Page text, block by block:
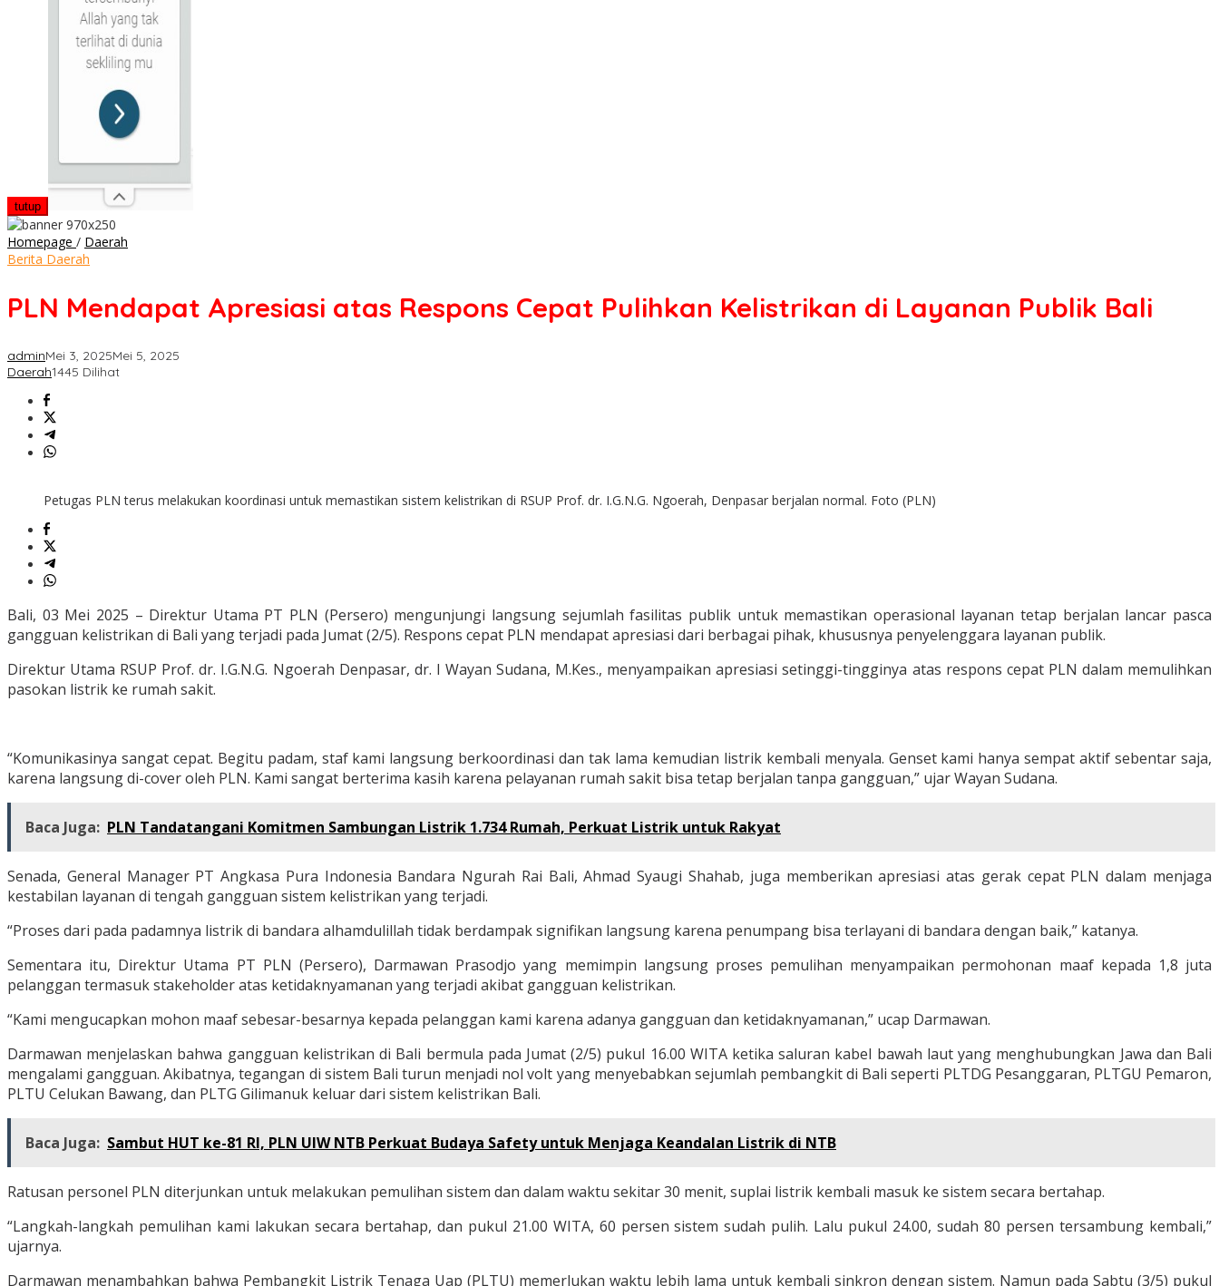
tutup
Homepage / Daerah
Respons
Cepat
Kelistrikan
Berita Daerah
PLN Mendapat Apresiasi atas Respons Cepat Pulihkan Kelistrikan di Layanan Publik Bali
adminMei 3, 2025Mei 5, 2025
Daerah1445 Dilihat
Petugas PLN terus melakukan koordinasi untuk memastikan sistem kelistrikan di RSUP Prof. dr. I.G.N.G. Ngoerah, Denpasar berjalan normal. Foto (PLN)
Bali, 03 Mei 2025 – Direktur Utama PT PLN (Persero) mengunjungi langsung sejumlah fasilitas publik untuk memastikan operasional layanan tetap berjalan lancar pasca
gangguan kelistrikan di Bali yang terjadi pada Jumat (2/5). Respons cepat PLN mendapat apresiasi dari berbagai pihak, khususnya penyelenggara layanan publik.
Direktur Utama RSUP Prof. dr. I.G.N.G. Ngoerah Denpasar, dr. I Wayan Sudana, M.Kes., menyampaikan apresiasi setinggi-tingginya atas respons cepat PLN dalam memulihkan
pasokan listrik ke rumah sakit.
“Komunikasinya sangat cepat. Begitu padam, staf kami langsung berkoordinasi dan tak lama kemudian listrik kembali menyala. Genset kami hanya sempat aktif sebentar saja,
karena langsung di-cover oleh PLN. Kami sangat berterima kasih karena pelayanan rumah sakit bisa tetap berjalan tanpa gangguan,” ujar Wayan Sudana.
Baca Juga: PLN Tandatangani Komitmen Sambungan Listrik 1.734 Rumah, Perkuat Listrik untuk Rakyat
Senada, General Manager PT Angkasa Pura Indonesia Bandara Ngurah Rai Bali, Ahmad Syaugi Shahab, juga memberikan apresiasi atas gerak cepat PLN dalam menjaga
kestabilan layanan di tengah gangguan sistem kelistrikan yang terjadi.
“Proses dari pada padamnya listrik di bandara alhamdulillah tidak berdampak signifikan langsung karena penumpang bisa terlayani di bandara dengan baik,” katanya.
Sementara itu, Direktur Utama PT PLN (Persero), Darmawan Prasodjo yang memimpin langsung proses pemulihan menyampaikan permohonan maaf kepada 1,8 juta
pelanggan termasuk stakeholder atas ketidaknyamanan yang terjadi akibat gangguan kelistrikan.
“Kami mengucapkan mohon maaf sebesar-besarnya kepada pelanggan kami karena adanya gangguan dan ketidaknyamanan,” ucap Darmawan.
Darmawan menjelaskan bahwa gangguan kelistrikan di Bali bermula pada Jumat (2/5) pukul 16.00 WITA ketika saluran kabel bawah laut yang menghubungkan Jawa dan Bali
mengalami gangguan. Akibatnya, tegangan di sistem Bali turun menjadi nol volt yang menyebabkan sejumlah pembangkit di Bali seperti PLTDG Pesanggaran, PLTGU Pemaron,
PLTU Celukan Bawang, dan PLTG Gilimanuk keluar dari sistem kelistrikan Bali.
Baca Juga: Sambut HUT ke-81 RI, PLN UIW NTB Perkuat Budaya Safety untuk Menjaga Keandalan Listrik di NTB
Ratusan personel PLN diterjunkan untuk melakukan pemulihan sistem dan dalam waktu sekitar 30 menit, suplai listrik kembali masuk ke sistem secara bertahap.
“Langkah-langkah pemulihan kami lakukan secara bertahap, dan pukul 21.00 WITA, 60 persen sistem sudah pulih. Lalu pukul 24.00, sudah 80 persen tersambung kembali,”
ujarnya.
Darmawan menambahkan bahwa Pembangkit Listrik Tenaga Uap (PLTU) memerlukan waktu lebih lama untuk kembali sinkron dengan sistem. Namun pada Sabtu (3/5) pukul